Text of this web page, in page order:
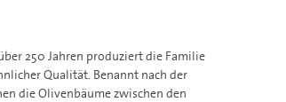
250 Jahren produziert die Familie
Qualität. Benannt nach der
die Olivenbäume zwischen den